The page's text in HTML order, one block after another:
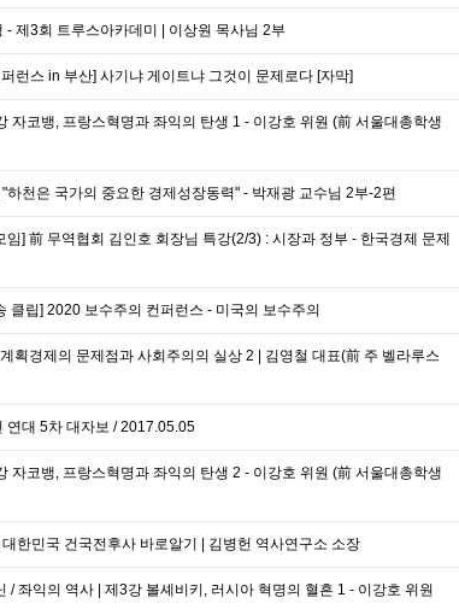
- 제3회 트루스아카데미 | 이상원 목사님 2부
런스 in 부산] 사기냐 게이트냐 그것이 문제로다 [자막]
자코뱅, 프랑스혁명과 좌익의 탄생 1 - 이강호 위원 (前 서울대총학생
하천은 국가의 중요한 경제성장동력" - 박재광 교수님 2부-2편
임] 前 무역협회 김인호 회장님 특강(2/3) : 시장과 정부 - 한국경제 문제
클립] 2020 보수주의 컨퍼런스 - 미국의 보수주의
획경제의 문제점과 사회주의의 실상 2 | 김영철 대표(前 주 벨라루스
연대 5차 대자보 / 2017.05.05
자코뱅, 프랑스혁명과 좌익의 탄생 2 - 이강호 위원 (前 서울대총학생
한민국 건국전후사 바로알기 | 김병헌 역사연구소 소장
/ 좌익의 역사 | 제3강 볼셰비키, 러시아 혁명의 혈흔 1 - 이강호 위원